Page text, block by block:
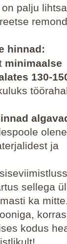
palju
hinnad:
minimaalse
130-
ja
sellega
ka
kodus